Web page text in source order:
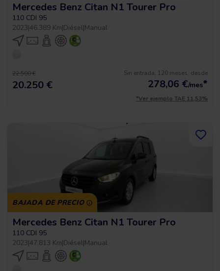
Mercedes Benz Citan N1 Tourer Pro
110 CDI 95
2023|46.389 Km|Diésel|Manual
22.500 €
20.250 €
Sin entrada, 120 meses, desde
278,06 €/mes*
*Ver ejemplo TAE 11,53%
BAJADA DE PRECIO
Mercedes Benz Citan N1 Tourer Pro
110 CDI 95
2023|47.813 Km|Diésel|Manual